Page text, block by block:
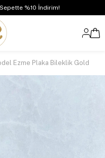
%10 İndirim!
Ezme Plaka Bileklik Gold